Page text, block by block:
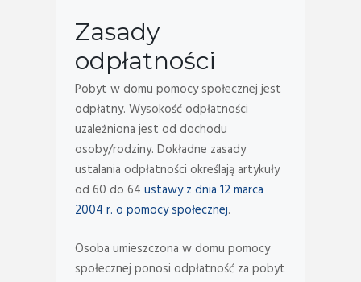
Zasady
odpłatności
Pobyt w domu pomocy społecznej jest
odpłatny. Wysokość odpłatności
uzależniona jest od dochodu
osoby/rodziny. Dokładne zasady
ustalania odpłatności określają artykuły
od 60 do 64 ustawy z dnia 12 marca
2004 r. o pomocy społecznej.
Osoba umieszczona w domu pomocy
społecznej ponosi odpłatność za pobyt